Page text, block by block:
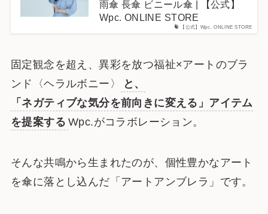
【公式】Wpc. ONLINE STORE
雨傘 長傘 ビニール傘 | 【公式】
Wpc. ONLINE STORE
固定観念を超え、異彩を放つ福祉×アートのブラ
ンド〈ヘラルボニー〉
と、
「ネガティブな気分を前向きに変える」アイテム
を提案する Wpc.がコラボレーション。
そんな共鳴から生まれたのが、個性豊かなアート
を傘に落とし込んだ「アートアンブレラ」です。